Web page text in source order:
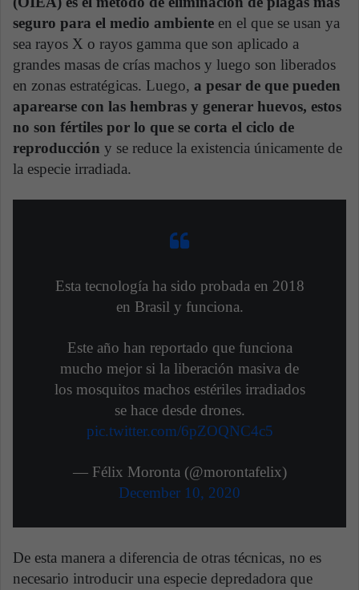
seguro para el medio ambiente en el que se usan ya
sea rayos X o rayos gamma que son aplicado a
grandes masas de crías machos y luego son liberados
en zonas estratégicas. Luego, a pesar de que pueden
aparearse con las hembras y generar huevos, estos
no son fértiles por lo que se corta el ciclo de
reproducción y se reduce la existencia únicamente de
la especie irradiada.
Esta tecnología ha sido probada en 2018
en Brasil y funciona.
Este año han reportado que funciona
mucho mejor si la liberación masiva de
los mosquitos machos estériles irradiados
se hace desde drones.
pic.twitter.com/6pZOQNC4c5
— Félix Moronta (@morontafelix)
December 10, 2020
De esta manera a diferencia de otras técnicas, no es
necesario introducir una especie depredadora que